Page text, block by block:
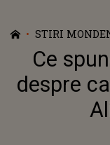
STIRI
Ce
despre